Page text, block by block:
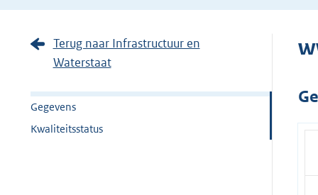
Terug naar Infrastructuur en
Waterstaat
Gegevens
Kwaliteitsstatus